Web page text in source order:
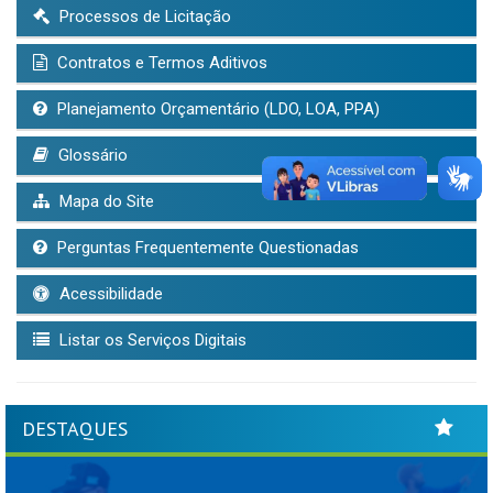
Processos de Licitação
Contratos e Termos Aditivos
Planejamento Orçamentário (LDO, LOA, PPA)
Glossário
Mapa do Site
Perguntas Frequentemente Questionadas
Acessibilidade
Listar os Serviços Digitais
DESTAQUES